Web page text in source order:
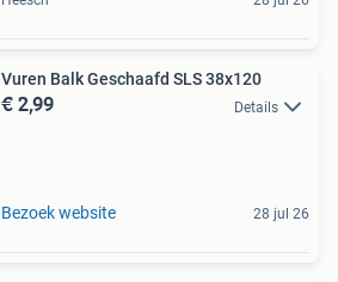
Vuren Balk Geschaafd SLS 38x120
€ 2,99 Details
Bezoek website 28 jul 26